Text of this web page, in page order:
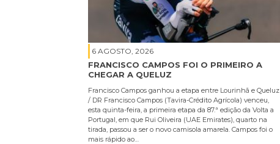
6 AGOSTO, 2026
FRANCISCO CAMPOS FOI O PRIMEIRO A
CHEGAR A QUELUZ
Francisco Campos ganhou a etapa entre Lourinhã e Queluz
/ DR Francisco Campos (Tavira-Crédito Agrícola) venceu,
esta quinta-feira, a primeira etapa da 87.ª edição da Volta a
Portugal, em que Rui Oliveira (UAE Emirates), quarto na
tirada, passou a ser o novo camisola amarela. Campos foi o
mais rápido ao…